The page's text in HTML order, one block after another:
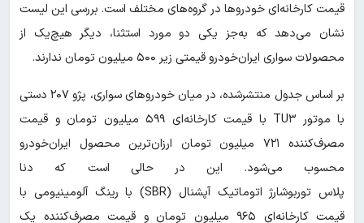
قیمت کارخانه‌ای خودروها در گروه‌های مختلف است. بررسی این لیست
نشان می‌دهد که به‌جز یکی دو مورد استثنا، دیگر هیچ‌یک از
محصولات سواری ایران‌خودرو قیمتی زیر ۵۰۰ میلیون تومان ندارند.
بر اساس جدول منتشرشده، در میان خودروهای سواری، پژو ۲۰۷ دستی
با موتور TU۳ با قیمت کارخانه‌ای ۵۹۹ میلیون تومان و قیمت
مصرف‌کننده ۷۲۱ میلیون تومان ارزان‌ترین محصول ایران‌خودرو
محسوب می‌شود. این در حالی است که دنا
پلاس توربوشارژ اتوماتیک آپشنال (SBR) با رینگ آلومینیومی با
قیمت کارخانه‌ای ۹۶۵ میلیون تومان و قیمت مصرف‌کننده یک